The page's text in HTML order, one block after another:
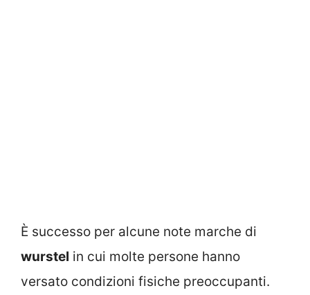
È successo per alcune note marche di
wurstel in cui molte persone hanno
versato condizioni fisiche preoccupanti.